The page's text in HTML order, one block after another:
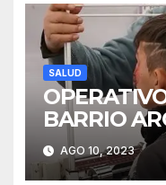
SALUD
BARRIO
AGO 10, 2023